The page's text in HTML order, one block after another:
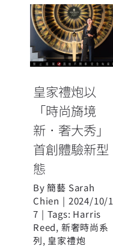
皇家禮炮以
「時尚旖境
新．奢大秀」
首創體驗新型
態
皇家禮炮以
「時尚旖境
新．奢大秀」
首創體驗新型
態
By簡藝 Sarah
Chien | 2024/10/1
7 | Tags: Harris
Reed, 新奢時尚系
列, 皇家禮炮